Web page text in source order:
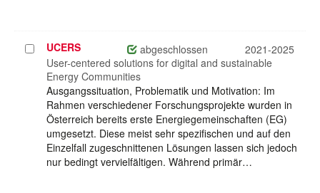
Projekt
auswählen
UCERS abgeschlossen
2021-2025
User-centered solutions for digital and sustainable
Energy Communities
Ausgangssituation, Problematik und Motivation: Im
Rahmen verschiedener Forschungsprojekte wurden in
Österreich bereits erste Energiegemeinschaften (EG)
umgesetzt. Diese meist sehr spezifischen und auf den
Einzelfall zugeschnittenen Lösungen lassen sich jedoch
nur bedingt vervielfältigen. Während primär…